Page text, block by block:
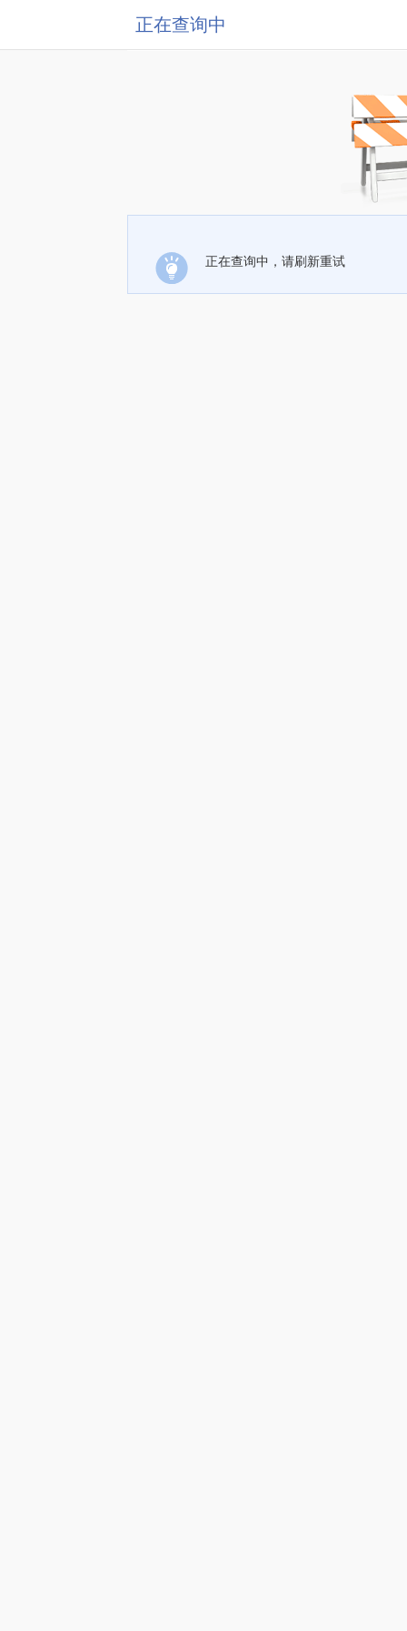
正在查询中
正在查询中，请刷新重试